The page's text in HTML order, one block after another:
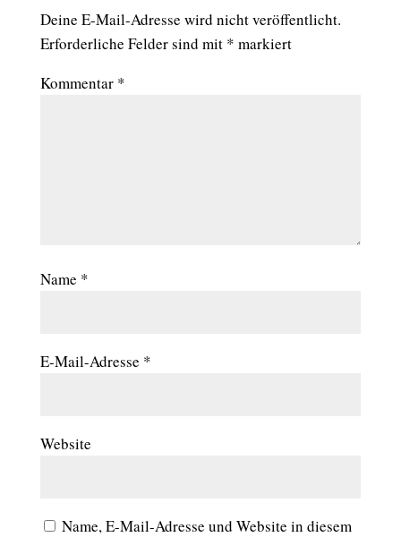
Deine E-Mail-Adresse wird nicht veröffentlicht.
Erforderliche Felder sind mit * markiert
Kommentar *
Name *
E-Mail-Adresse *
Website
Name, E-Mail-Adresse und Website in diesem